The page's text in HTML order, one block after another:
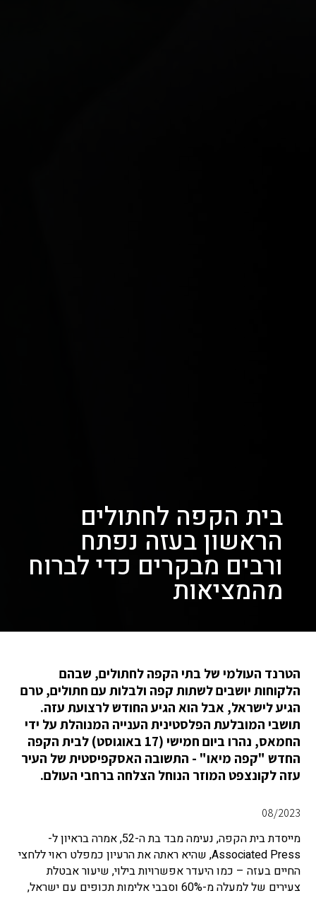
בית הקפה לחתולים
הראשון בעזה נפתח
ורבים מבקרים כדי לברוח
מהמציאות
הטרנד העולמי של בתי הקפה לחתולים, שבהם
הלקוחות יושבים לשתות קפה ולבלות עם חתולים, טרם
הגיע לישראל, אבל הוא הגיע החודש לרצועת עזה.
תושבי המובלעת הפלסטינית הענייה המנוהלת על ידי
החמאס, נהרו ביום חמישי (17 באוגוסט) לבית הקפה
החדש "קפה מיאו" - התשובה האסקפיסטית של העיר
עזה לקונצפט המוזר הנוחל הצלחה ברחבי העולם.
08/2023
מייסדת בית הקפה, נעימה מבד בת ה-52, אמרה בראיון ל-
Associated Press, שהיא ראתה את הרעיון כמפלט ראוי ללחצי
החיים בעזה – כמו היעדר אפשרויות בילוי, שיעור אבטלת
צעירים של למעלה מ-60% וסבבי אלימות תכופים עם ישראל,